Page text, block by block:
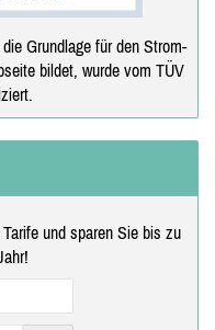
Grundlage für den Strom-
bildet, wurde vom TÜV
und sparen Sie bis zu